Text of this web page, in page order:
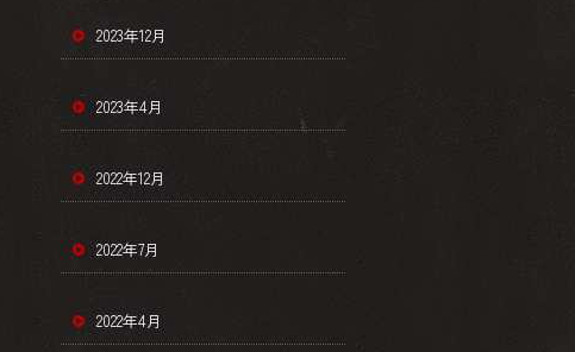
2023年12月
2023年4月
2022年12月
2022年7月
2022年4月